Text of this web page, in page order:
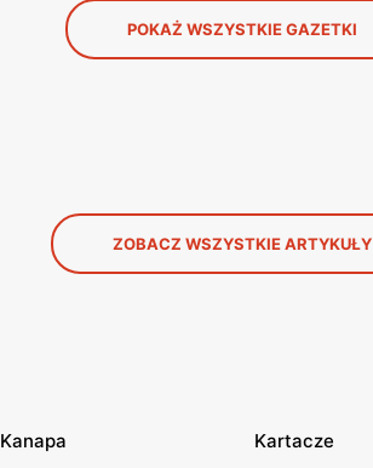
POKAŻ WSZYSTKIE GAZETKI
ZOBACZ WSZYSTKIE ARTYKUŁY
Kanapa Kartacze